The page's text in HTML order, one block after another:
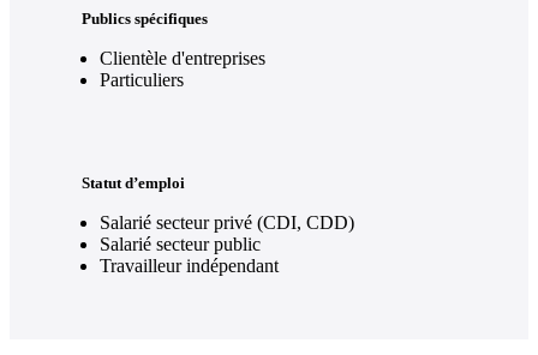
Publics spécifiques
Clientèle d'entreprises
Particuliers
Statut d’emploi
Salarié secteur privé (CDI, CDD)
Salarié secteur public
Travailleur indépendant